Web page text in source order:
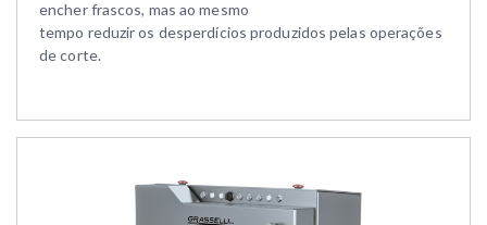
encher frascos, mas ao mesmo
tempo reduzir os desperdícios produzidos pelas operações
de corte.